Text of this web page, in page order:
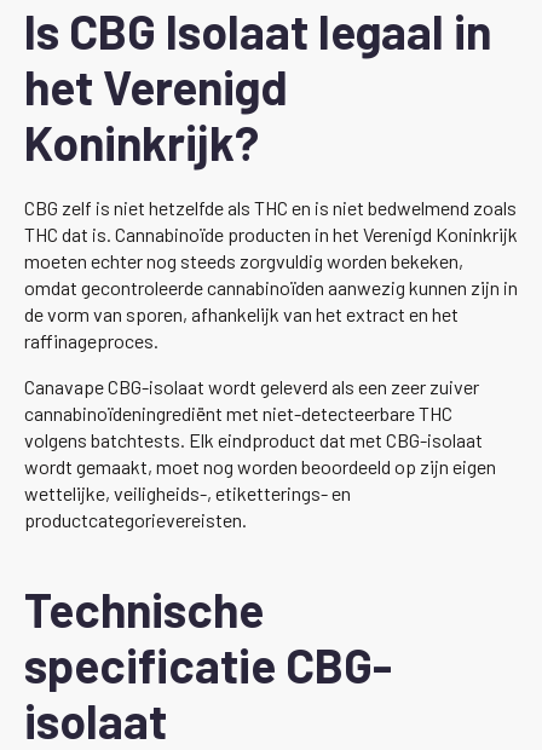
Is CBG Isolaat legaal in
het Verenigd
Koninkrijk?
CBG zelf is niet hetzelfde als THC en is niet bedwelmend zoals
THC dat is. Cannabinoïde producten in het Verenigd Koninkrijk
moeten echter nog steeds zorgvuldig worden bekeken,
omdat gecontroleerde cannabinoïden aanwezig kunnen zijn in
de vorm van sporen, afhankelijk van het extract en het
raffinageproces.
Canavape CBG-isolaat wordt geleverd als een zeer zuiver
cannabinoïdeningrediënt met niet-detecteerbare THC
volgens batchtests. Elk eindproduct dat met CBG-isolaat
wordt gemaakt, moet nog worden beoordeeld op zijn eigen
wettelijke, veiligheids-, etiketterings- en
productcategorievereisten.
Technische
specificatie CBG-
isolaat